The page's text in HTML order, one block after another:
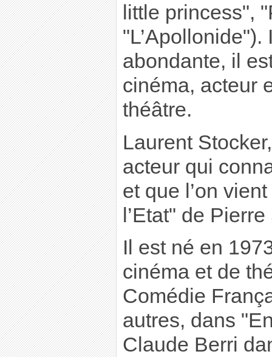
little princess",
abondante, il
cinéma, acteur
théâtre.
Laurent
acteur qui
et que l’on
l’Etat" de
Il est né en
cinéma et de
Comédie
autres, dans
Claude Berri